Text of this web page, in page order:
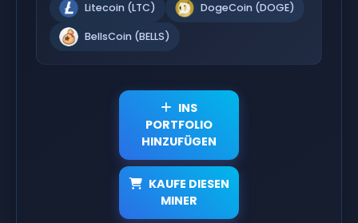
Litecoin (LTC) DogeCoin (DOGE)
BellsCoin (BELLS)
INS
PORTFOLIO
HINZUFÜGEN
KAUFE DIESEN
MINER